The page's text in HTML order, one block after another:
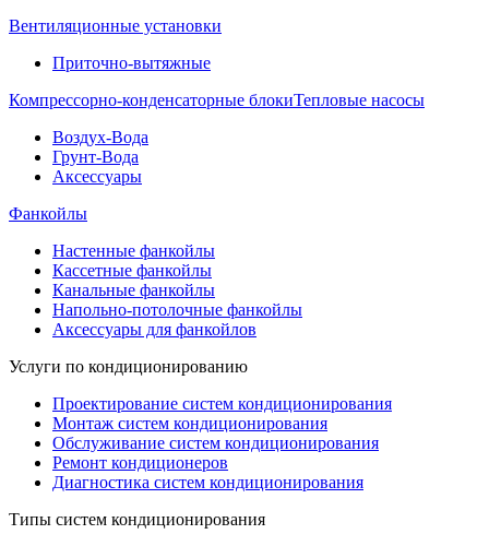
Вентиляционные установки
Приточно-вытяжные
Компрессорно-конденсаторные блокиТепловые насосы
Воздух-Вода
Грунт-Вода
Аксессуары
Фанкойлы
Настенные фанкойлы
Кассетные фанкойлы
Канальные фанкойлы
Напольно-потолочные фанкойлы
Аксессуары для фанкойлов
Услуги по кондиционированию
Проектирование систем кондиционирования
Монтаж систем кондиционирования
Обслуживание систем кондиционирования
Ремонт кондиционеров
Диагностика систем кондиционирования
Типы систем кондиционирования